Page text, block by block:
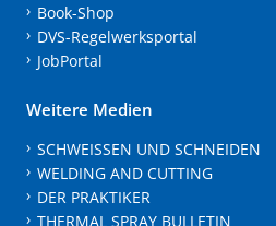
Book-Shop
DVS-Regelwerksportal
JobPortal
Weitere Medien
SCHWEISSEN UND SCHNEIDEN
WELDING AND CUTTING
DER PRAKTIKER
THERMAL SPRAY BULLETIN